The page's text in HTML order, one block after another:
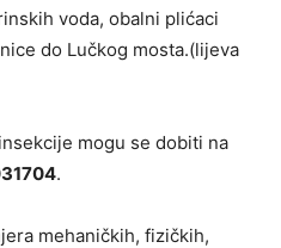
voda, obalni plićaci
do Lučkog mosta.(lijeva
mogu se dobiti na
.
mehaničkih, fizičkih,